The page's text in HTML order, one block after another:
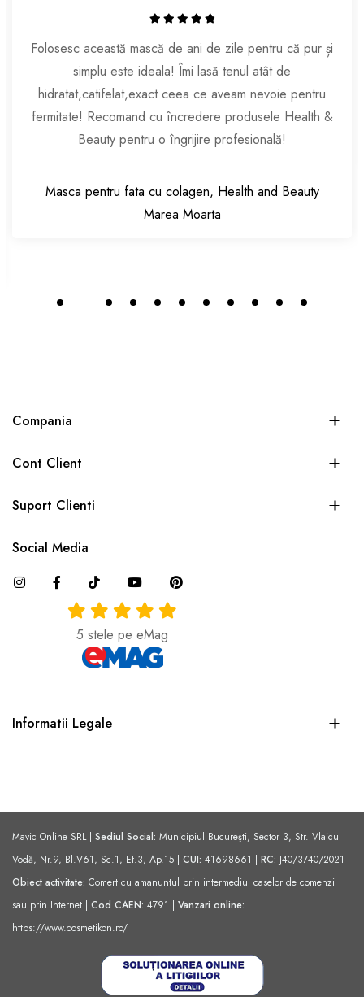
Folosesc această mască de ani de zile pentru că pur și
simplu este ideala! Îmi lasă tenul atât de
hidratat,catifelat,exact ceea ce aveam nevoie pentru
fermitate! Recomand cu încredere produsele Health &
Beauty pentru o îngrijire profesională!
Masca pentru fata cu colagen, Health and Beauty
Marea Moarta
Compania
Cont Client
Suport Clienti
Informatii Legale
Social Media
5 stele pe eMag
Mavic Online SRL | Sediul Social: Municipiul Bucureşti, Sector 3, Str. Vlaicu
Vodă, Nr.9, Bl.V61, Sc.1, Et.3, Ap.15 | CUI: 41698661 | RC: J40/3740/2021 |
Obiect activitate: Comert cu amanuntul prin intermediul caselor de comenzi
sau prin Internet | Cod CAEN: 4791 | Vanzari online:
https://www.cosmetikon.ro/